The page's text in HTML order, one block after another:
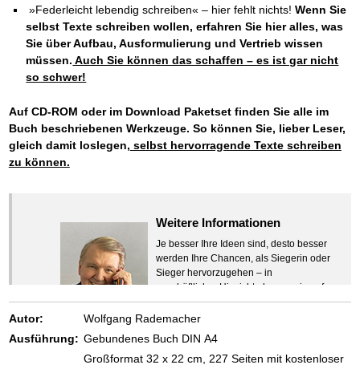
»Federleicht lebendig schreiben« – hier fehlt nichts!Wenn Sie
selbst Texte schreiben wollen, erfahren Sie hier alles, was
Sie über Aufbau, Ausformulierung und Vertrieb wissen
müssen. Auch Sie können das schaffen – es ist gar nicht
so schwer!
Auf CD-ROM oder im Download Paketset finden Sie alle im
Buch beschriebenen Werkzeuge. So können Sie, lieber Leser,
gleich damit loslegen, selbst hervorragende Texte schreiben
zu können.
Weitere Informationen
Je besser Ihre Ideen sind, desto besser
werden Ihre Chancen, als Siegerin oder
Sieger hervorzugehen – in
geschäftlicher Hinsicht ebenso wie auf
beruflichem oder privatem Gebiet. Denn
eins ist todsicher:
Zeigen Sie mit der Maus hierhin, um
Autor:
Wolfgang Rademacher
Ausführung: Gebundenes Buch DIN A4
Großformat 32 x 22 cm, 227 Seiten mit kostenloser